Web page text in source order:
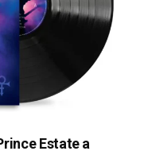
Estate a